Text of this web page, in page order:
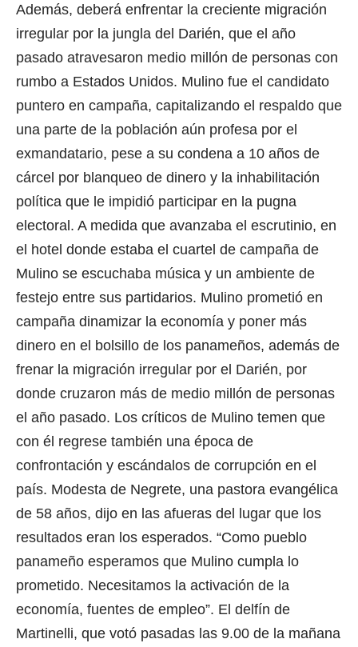
Además, deberá enfrentar la creciente migración
irregular por la jungla del Darién, que el año
pasado atravesaron medio millón de personas con
rumbo a Estados Unidos. Mulino fue el candidato
puntero en campaña, capitalizando el respaldo que
una parte de la población aún profesa por el
exmandatario, pese a su condena a 10 años de
cárcel por blanqueo de dinero y la inhabilitación
política que le impidió participar en la pugna
electoral. A medida que avanzaba el escrutinio, en
el hotel donde estaba el cuartel de campaña de
Mulino se escuchaba música y un ambiente de
festejo entre sus partidarios. Mulino prometió en
campaña dinamizar la economía y poner más
dinero en el bolsillo de los panameños, además de
frenar la migración irregular por el Darién, por
donde cruzaron más de medio millón de personas
el año pasado. Los críticos de Mulino temen que
con él regrese también una época de
confrontación y escándalos de corrupción en el
país. Modesta de Negrete, una pastora evangélica
de 58 años, dijo en las afueras del lugar que los
resultados eran los esperados. “Como pueblo
panameño esperamos que Mulino cumpla lo
prometido. Necesitamos la activación de la
economía, fuentes de empleo”. El delfín de
Martinelli, que votó pasadas las 9.00 de la mañana